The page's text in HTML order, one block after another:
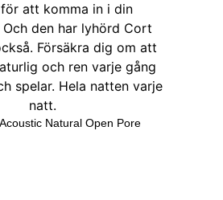
Natural Open Pore